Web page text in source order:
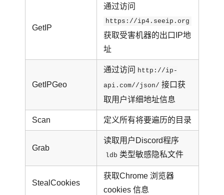
GetIP
通过访问
https://ip4.seeip.org
获取受害机器的出口IP地
址
GetIPGeo
通过访问 http://ip-
api.com//json/ 接口获
取用户详细地址信息
Scan 定义所有将要遍历的目录
Grab
读取用户Discord程序
ldb 类型敏感隐私文件
StealCookies
获取Chrome 浏览器
cookies 信息